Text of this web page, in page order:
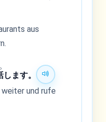
aus
します。
und rufe